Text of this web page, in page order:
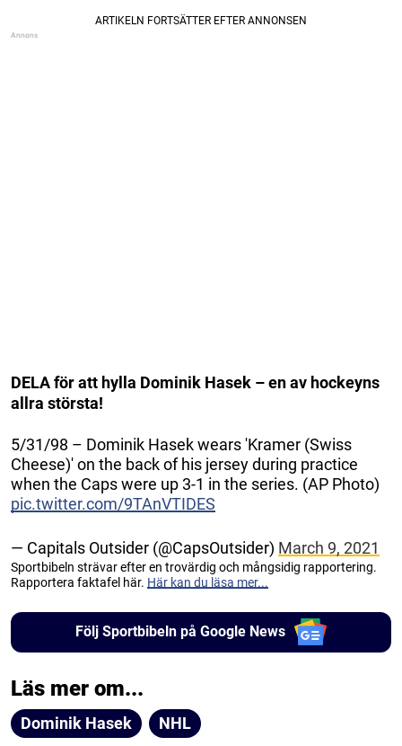
DELA för att hylla Dominik Hasek – en av hockeyns
allra största!
5/31/98 – Dominik Hasek wears 'Kramer (Swiss
Cheese)' on the back of his jersey during practice
when the Caps were up 3-1 in the series. (AP Photo)
pic.twitter.com/9TAnVTIDES
— Capitals Outsider (@CapsOutsider) March 9, 2021
Sportbibeln strävar efter en trovärdig och mångsidig rapportering.
Rapportera faktafel här. Här kan du läsa mer...
Följ Sportbibeln på Google News
Läs mer om...
Dominik Hasek NHL